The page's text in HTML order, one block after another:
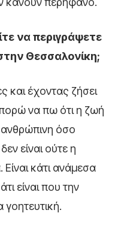
να περιγράψετε
Θεσσαλονίκη;
και έχοντας ζήσει
να πω ότι η ζωή
ανθρώπινη όσο
είναι ούτε η
κάτι ανάμεσα
είναι που την
γοητευτική.